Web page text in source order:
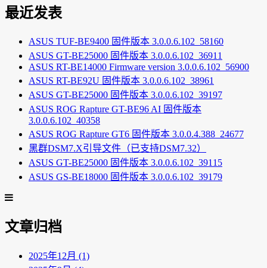
最近发表
ASUS TUF-BE9400 固件版本 3.0.0.6.102_58160
ASUS GT-BE25000 固件版本 3.0.0.6.102_36911
ASUS RT-BE14000 Firmware version 3.0.0.6.102_56900
ASUS RT-BE92U 固件版本 3.0.0.6.102_38961
ASUS GT-BE25000 固件版本 3.0.0.6.102_39197
ASUS ROG Rapture GT-BE96 AI 固件版本
3.0.0.6.102_40358
ASUS ROG Rapture GT6 固件版本 3.0.0.4.388_24677
黑群DSM7.X引导文件（已支持DSM7.32）
ASUS GT-BE25000 固件版本 3.0.0.6.102_39115
ASUS GS-BE18000 固件版本 3.0.0.6.102_39179
文章归档
2025年12月 (1)